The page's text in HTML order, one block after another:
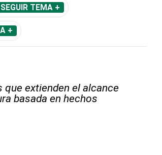
SEGUIR TEMA +
+
extienden el alcance
basada en hechos